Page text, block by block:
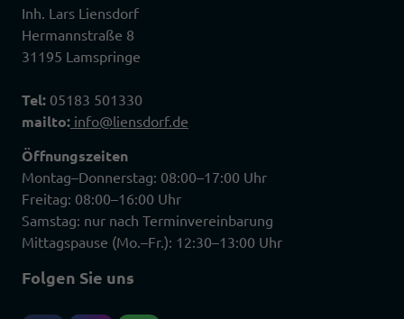
Inh. Lars Liensdorf
Hermannstraße 8
31195 Lamspringe
Tel: 05183 501330
mailto: info@liensdorf.de
Öffnungszeiten
Montag–Donnerstag: 08:00–17:00 Uhr
Freitag: 08:00–16:00 Uhr
Samstag: nur nach Terminvereinbarung
Mittagspause (Mo.–Fr.): 12:30–13:00 Uhr
Folgen Sie uns